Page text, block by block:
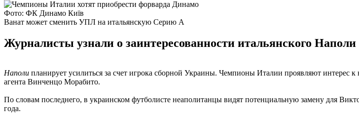
Фото: ФК Динамо Київ
Ванат может сменить УПЛ на итальянскую Серию А
Журналисты узнали о заинтересованности итальянского Наполи
Наполи планирует усилиться за счет игрока сборной Украины. Чемпионы Италии проявляют интерес
агента Винченцо Морабито.
По словам последнего, в украинском футболисте неаполитанцы видят потенциальную замену для
года.